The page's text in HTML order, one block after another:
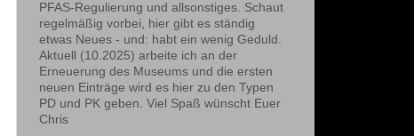
PFAS-Regulierung und allsonstiges. Schaut
regelmäßig vorbei, hier gibt es ständig
etwas Neues - und: habt ein wenig Geduld.
Aktuell (10.2025) arbeite ich an der
Erneuerung des Museums und die ersten
neuen Einträge wird es hier zu den Typen
PD und PK geben. Viel Spaß wünscht Euer
Chris